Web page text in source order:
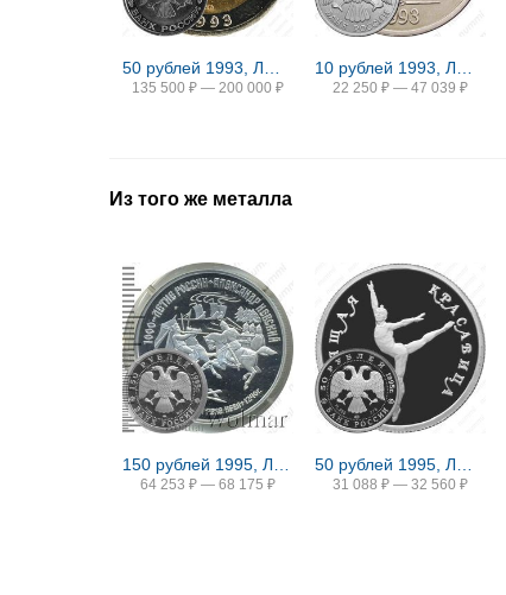
135 500 ₽ — 200 000 ₽ 22 250 ₽ — 47 039 ₽
Из того же металла
64 253 ₽ — 68 175 ₽ 31 088 ₽ — 32 560 ₽